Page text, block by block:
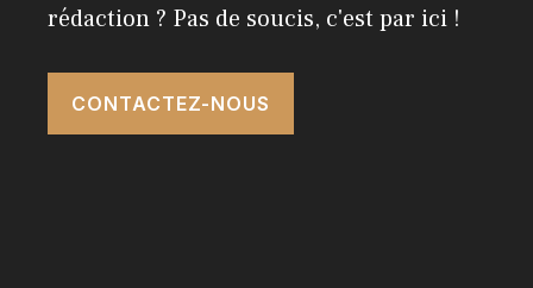
rédaction ? Pas de soucis, c'est par ici !
CONTACTEZ-NOUS